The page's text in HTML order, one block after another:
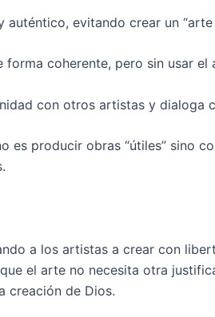
auténtico, evitando crear un
forma coherente, pero sin usar el
con otros artistas y dialoga
es producir obras “útiles” sino
a los artistas a crear con
el arte no necesita otra
creación de Dios.